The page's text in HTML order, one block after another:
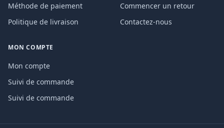
Méthode de paiement
Politique de livraison
Commencer un retour
Contactez-nous
MON COMPTE
Mon compte
Suivi de commande
Suivi de commande